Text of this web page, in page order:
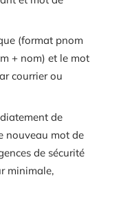
(format pnom
+ nom) et le mot
courrier ou
de
nouveau mot de
de sécurité
minimale,